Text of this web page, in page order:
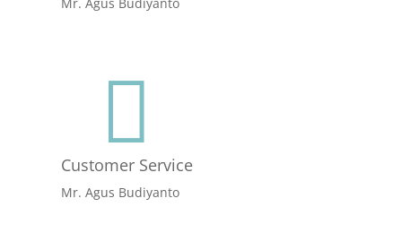

Customer Service
Mr. Agus Budiyanto